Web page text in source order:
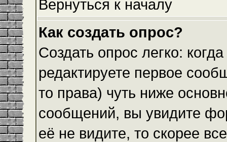
Вернуться к началу
Как создать опрос?
Создать опрос легко:
редактируете первое
то права) чуть ниже
сообщений, вы увидите
её не видите, то скорее